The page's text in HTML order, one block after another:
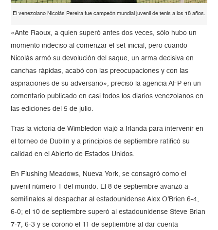
El venezolano Nicolás Pereira fue campeón mundial juvenil de tenis a los 18 años.
«Ante Raoux, a quien superó antes dos veces, sólo hubo un
momento indeciso al comenzar el set inicial, pero cuando
Nicolás armó su devolución del saque, un arma decisiva en
canchas rápidas, acabó con las preocupaciones y con las
aspiraciones de su adversario», precisó la agencia AFP en un
comentario publicado en casi todos los diarios venezolanos en
las ediciones del 5 de julio.
Tras la victoria de Wimbledon viajó a Irlanda para intervenir en
el torneo de Dublín y a principios de septiembre ratificó su
calidad en el Abierto de Estados Unidos.
En Flushing Meadows, Nueva York, se consagró como el
juvenil número 1 del mundo. El 8 de septiembre avanzó a
semifinales al despachar al estadounidense Alex O’Brien 6-4,
6-0; el 10 de septiembre superó al estadounidense Steve Brian
7-7, 6-3 y se coronó el 11 de septiembre al dar cuenta